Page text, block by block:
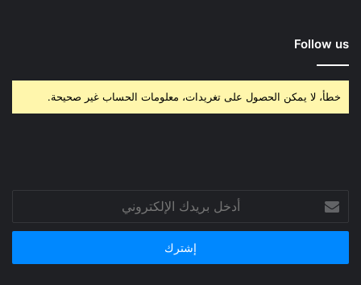
Follow us
خطأ، لا يمكن الحصول على تغريدات، معلومات الحساب غير صحيحة.
بريدك
الإلكتروني